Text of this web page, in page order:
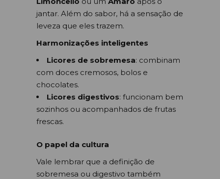
jantar. Além do sabor, há a sensação de
leveza que eles trazem.
Harmonizações inteligentes
Licores de sobremesa: combinam
com doces cremosos, bolos e
chocolates.
Licores digestivos: funcionam bem
sozinhos ou acompanhados de frutas
frescas.
O papel da cultura
Vale lembrar que a definição de
sobremesa ou digestivo também